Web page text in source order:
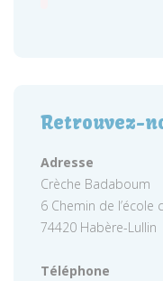
Retrouvez-
Adresse
Crèche Badaboum
6 Chemin de l’école
74420 Habère-Lullin
Téléphone